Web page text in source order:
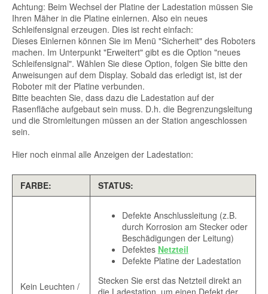
Achtung: Beim Wechsel der Platine der Ladestation müssen Sie
Ihren Mäher in die Platine einlernen. Also ein neues
Schleifensignal erzeugen. Dies ist recht einfach:
Dieses Einlernen können Sie im Menü "Sicherheit" des Roboters
machen. Im Unterpunkt "Erweitert" gibt es die Option "neues
Schleifensignal". Wählen Sie diese Option, folgen Sie bitte den
Anweisungen auf dem Display. Sobald das erledigt ist, ist der
Roboter mit der Platine verbunden.
Bitte beachten Sie, dass dazu die Ladestation auf der
Rasenfläche aufgebaut sein muss. D.h. die Begrenzungsleitung
und die Stromleitungen müssen an der Station angeschlossen
sein.
Hier noch einmal alle Anzeigen der Ladestation:
FARBE: STATUS:
Kein Leuchten /
Defekte Anschlussleitung (z.B.
durch Korrosion am Stecker oder
Beschädigungen der Leitung)
Defektes Netzteil
Defekte Platine der Ladestation
Stecken Sie erst das Netzteil direkt an